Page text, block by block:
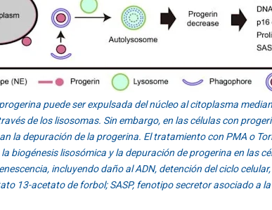
puede ser expulsada del núcleo al citoplasma
de los lisosomas. Sin embargo, en las células con
la depuración de la progerina. El tratamiento con PMA o
biogénesis lisosómica y la depuración de progerina en las
incluyendo daño al ADN, detención del ciclo
13-acetato de forbol; SASP, fenotipo secretor asociado a